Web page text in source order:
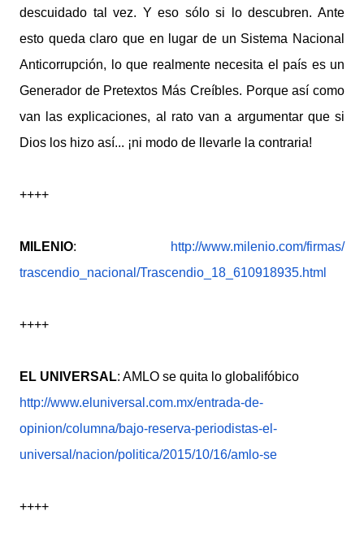
descuidado tal vez. Y eso sólo si lo descubren. Ante
esto queda claro que en lugar de un Sistema Nacional
Anticorrupción, lo que realmente necesita el país es un
Generador de Pretextos Más Creíbles. Porque así como
van las explicaciones, al rato van a argumentar que si
Dios los hizo así... ¡ni modo de llevarle la contraria!
++++
MILENIO:
http://www.milenio.com/firmas/
trascendio_nacional/Trascendio_18_610918935.html
++++
EL UNIVERSAL: AMLO se quita lo globalifóbico
http://www.eluniversal.com.mx/entrada-de-
opinion/columna/bajo-reserva-periodistas-el-
universal/nacion/politica/2015/10/16/amlo-se
++++